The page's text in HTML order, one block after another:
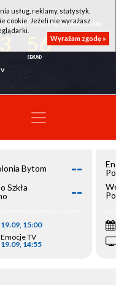
QEMETICA NOTEĆ INOWROCŁAW
55
Bytom --
Szkła
--
19.09, 15:00
Emocje TV
19.09, 14:55
usług, reklamy, statystyk.
cookie. Jeżeli nie wyrażasz
Wyrażam zgodę »